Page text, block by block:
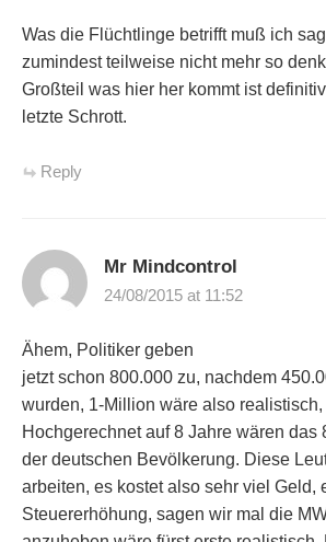
Was die Flüchtlinge betrifft muß ich
zumindest teilweise nicht mehr so
Großteil was hier her kommt ist
letzte Schrott.
Reply
Mr Mindcontrol
24/08/2015 at 11:52
Ähem, Politiker geben
jetzt schon 800.000 zu, nachdem
wurden, 1-Million wäre also realistisch,
Hochgerechnet auf 8 Jahre wären das
der deutschen Bevölkerung. Diese
arbeiten, es kostet also sehr viel Geld,
Steuererhöhung, sagen wir mal die